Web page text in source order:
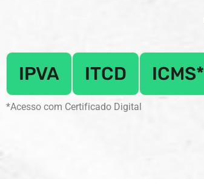
IPVA ITCD ICMS*
*Acesso com Certificado Digital